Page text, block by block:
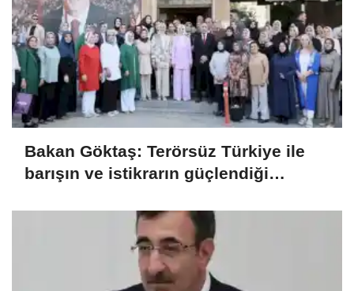
Bakan Göktaş: Terörsüz Türkiye ile
barışın ve istikrarın güçlendiği